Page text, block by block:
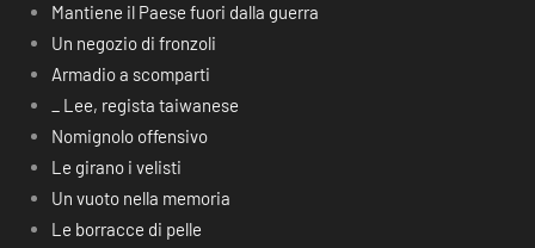
Mantiene il Paese fuori dalla guerra
Un negozio di fronzoli
Armadio a scomparti
_ Lee, regista taiwanese
Nomignolo offensivo
Le girano i velisti
Un vuoto nella memoria
Le borracce di pelle